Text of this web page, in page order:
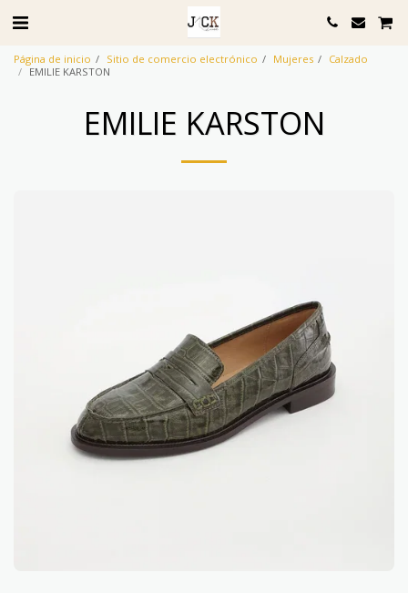
Página de inicio Sitio de comercio electrónico Mujeres
Calzado
EMILIE KARSTON
EMILIE KARSTON